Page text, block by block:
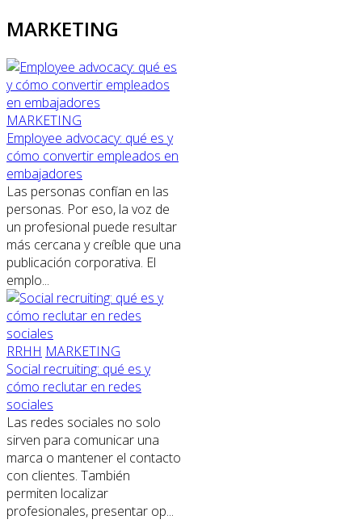
MARKETING
MARKETING
Employee advocacy: qué es y
cómo convertir empleados en
embajadores
Las personas confían en las
personas. Por eso, la voz de
un profesional puede resultar
más cercana y creíble que una
publicación corporativa. El
emplo...
RRHH MARKETING
Social recruiting: qué es y
cómo reclutar en redes
sociales
Las redes sociales no solo
sirven para comunicar una
marca o mantener el contacto
con clientes. También
permiten localizar
profesionales, presentar op...